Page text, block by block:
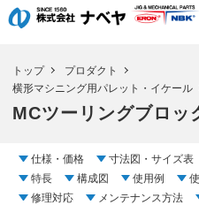
トップ
プロダクト
横形マシニング用パレット・イケール
MCツーリングブロッ
仕様・価格 寸法図・サイズ表
特長
構成図 使用例
修理対応
メンテナンス方法